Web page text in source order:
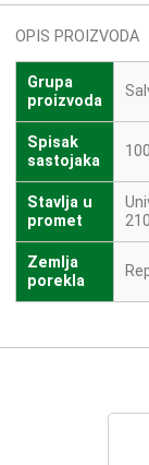
OPIS PROIZVODA
Grupa
proizvoda
Spisak
sastojaka
Stavlja u
promet
Zemlja
porekla